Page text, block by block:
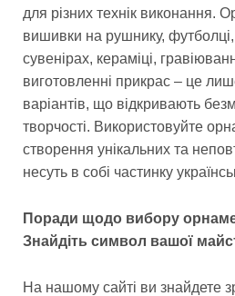
для різних технік виконання.
вишивки на рушнику,
сувенірах, кераміці,
виготовленні прикрас – це
варіантів, що відкривають
творчості. Використовуйте
створення унікальних та
несуть в собі частинку
Поради щодо вибору
Знайдіть символ вашої
На нашому сайті ви знайдете